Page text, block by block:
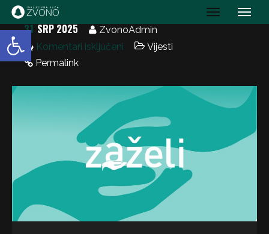
Open toolbar IK Zvono
31 SRP 2025
ZvonoAdmin
Komentari isključeni
Vijesti
Permalink